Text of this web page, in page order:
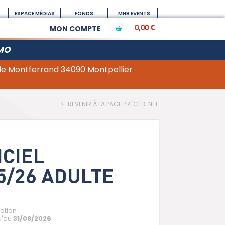
ESPACE MÉDIAS
FONDS
DOTATION
MHB EVENTS
MON COMPTE 0,00 €
Montferrand 34090 Montpellier
< REVENIR À LA PAGE PRÉCÉDENTE
26 ADULTE
31/08/2026